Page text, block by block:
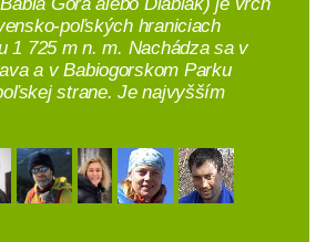
poľských hraniciach
1 725 m n. m. Nachádza sa v
a v Babiogorskom Parku
strane. Je najvyšším